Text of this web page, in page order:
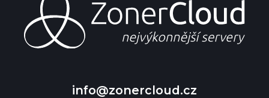
info@zonercloud.cz